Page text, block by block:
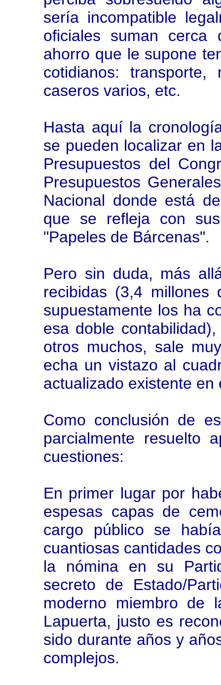
sería incompatible
oficiales suman
ahorro que le supone
cotidianos: transporte,
caseros varios, etc.
Hasta aquí la
se pueden localizar en
Presupuestos del
Presupuestos
Nacional donde está
que se refleja con
"Papeles de Bárcenas".
Pero sin duda, más
recibidas (3,4
supuestamente los ha
esa doble
otros muchos, sale
echa un vistazo al
actualizado existente
Como conclusión de
parcialmente resuelto
cuestiones:
En primer lugar por
espesas capas de
cargo público se
cuantiosas cantidades
la nómina en su
secreto de Estado/
moderno miembro de
Lapuerta, justo es
sido durante años y
complejos.